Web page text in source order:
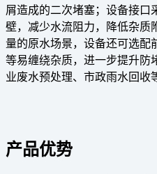
屑造成的二次堵塞；设备接口
壁，减少水流阻力，降低杂质
量的原水场景，设备还可选配
等易缠绕杂质，进一步提升防
业废水预处理、市政雨水回收
产品优势